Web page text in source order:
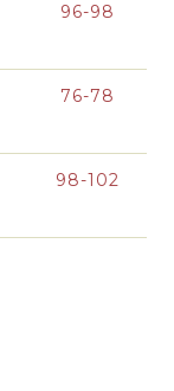
96-98
76-78
98-102